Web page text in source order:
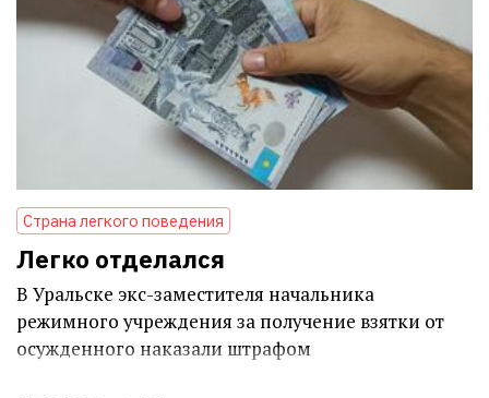
Страна легкого поведения
Легко отделался
В Уральске экс-заместителя начальника
режимного учреждения за получение взятки от
осужденного наказали штрафом